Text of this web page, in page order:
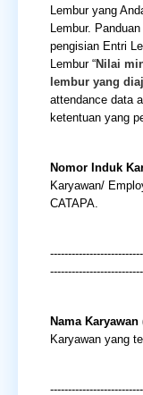
Lembur yang
Lembur.
pengisian Entri
Lembur “Nilai
lembur yang
attendance data
ketentuan yang
Nomor Induk
Karyawan/
CATAPA.
Nama
Karyawan yang